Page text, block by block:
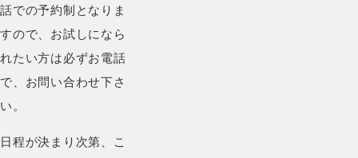
話での予約制となりま
すので、お試しになら
れたい方は必ずお電話
で、お問い合わせ下さ
い。
日程が決まり次第、こ